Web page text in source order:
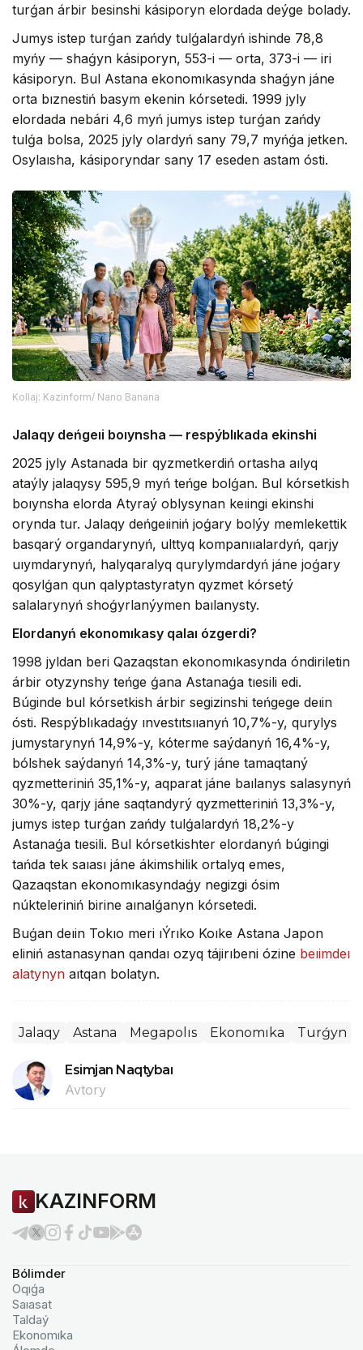
turǵan árbir besinshi kásiporyn elordada deýge bolady.
Jumys istep turǵan zańdy tulǵalardyń ishinde 78,8
myńy — shaǵyn kásiporyn, 553-i — orta, 373-i — iri
kásiporyn. Bul Astana ekonomıkasynda shaǵyn jáne
orta bıznestiń basym ekenin kórsetedi. 1999 jyly
elordada nebári 4,6 myń jumys istep turǵan zańdy
tulǵa bolsa, 2025 jyly olardyń sany 79,7 myńǵa jetken.
Osylaısha, kásiporyndar sany 17 eseden astam ósti.
Kollaj: Kazinform/ Nano Banana
Jalaqy deńgeıi boıynsha — respýblıkada ekinshi
2025 jyly Astanada bir qyzmetkerdiń ortasha aılyq
ataýly jalaqysy 595,9 myń teńge bolǵan. Bul kórsetkish
boıynsha elorda Atyraý oblysynan keıingi ekinshi
orynda tur. Jalaqy deńgeıiniń joǵary bolýy memlekettik
basqarý organdarynyń, ulttyq kompanııalardyń, qarjy
uıymdarynyń, halyqaralyq qurylymdardyń jáne joǵary
qosylǵan qun qalyptastyratyn qyzmet kórsetý
salalarynyń shoǵyrlanýymen baılanysty.
Elordanyń ekonomıkasy qalaı ózgerdi?
1998 jyldan beri Qazaqstan ekonomıkasynda óndiriletin
árbir otyzynshy teńge ǵana Astanaǵa tıesili edi.
Búginde bul kórsetkish árbir segizinshi teńgege deıin
ósti. Respýblıkadaǵy ınvestıtsııanyń 10,7%-y, qurylys
jumystarynyń 14,9%-y, kóterme saýdanyń 16,4%-y,
bólshek saýdanyń 14,3%-y, turý jáne tamaqtaný
qyzmetteriniń 35,1%-y, aqparat jáne baılanys salasynyń
30%-y, qarjy jáne saqtandyrý qyzmetteriniń 13,3%-y,
jumys istep turǵan zańdy tulǵalardyń 18,2%-y
Astanaǵa tıesili. Bul kórsetkishter elordanyń búgingi
tańda tek saıası jáne ákimshilik ortalyq emes,
Qazaqstan ekonomıkasyndaǵy negizgi ósim
núkteleriniń birine aınalǵanyn kórsetedi.
Buǵan deıin Tokıo meri ıÝrıko Koıke Astana Japon
eliniń astanasynan qandaı ozyq tájirıbeni ózine beıimdeı
alatynyn aıtqan bolatyn.
Jalaqy Astana Megapolıs Ekonomıka Turǵyn úı
Esimjan Naqtybaı
Avtory
KAZINFORM
Bólimder
Oqıǵa
Saıasat
Taldaý
Ekonomıka